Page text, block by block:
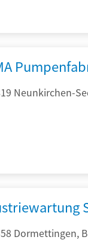
Neunkirchen-
Dormettingen,